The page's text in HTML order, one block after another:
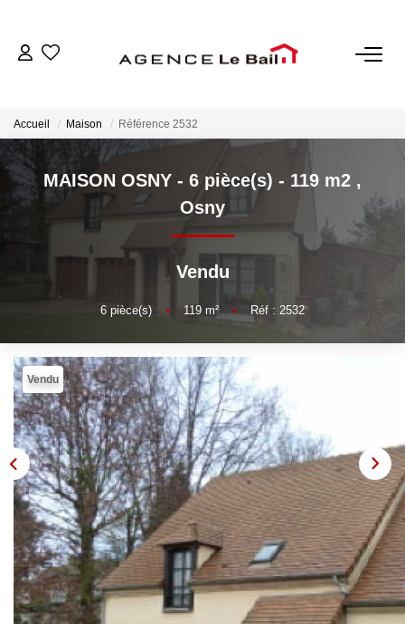
ESTIMATION
LOCATIONS
GESTION
Espace Locataire
NOTRE AGENCE
OUTILS
Accueil Maison Référence 2532
MAISON OSNY - 6 pièce(s) - 119 m2 ,
Osny
Vendu
6 pièce(s) • 119 m² • Réf : 2532
Vendu